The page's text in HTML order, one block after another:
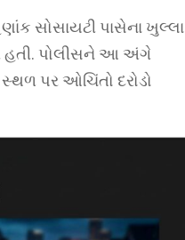
સોસાયટી પાસેના ખુલ્લા
હતી. પોલીસને આ અંગે
પર ઓચિંતો દરોડો